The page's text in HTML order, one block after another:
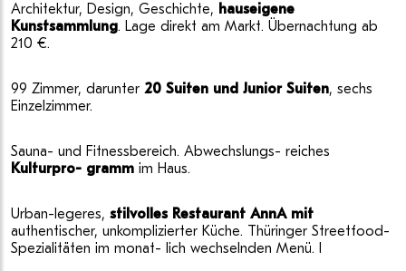
Architektur, Design, Geschichte, hauseigene
Kunstsammlung. Lage direkt am Markt. Übernachtung ab
210 €.
99 Zimmer, darunter 20 Suiten und Junior Suiten, sechs
Einzelzimmer.
Sauna- und Fitnessbereich. Abwechslungs- reiches
Kulturpro- gramm im Haus.
Urban-legeres, stilvolles Restaurant AnnA mit
authentischer, unkomplizierter Küche. Thüringer Streetfood-
Spezialitäten im monat- lich wechselnden Menü. I